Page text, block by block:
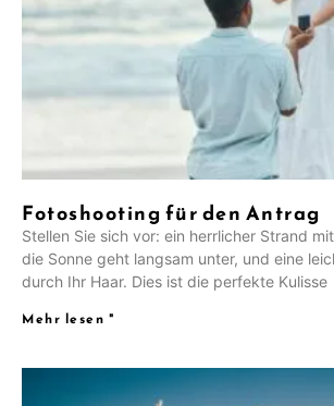
Fotoshooting für den Antrag
Stellen Sie sich vor: ein herrlicher Strand
die Sonne geht langsam unter, und eine
durch Ihr Haar. Dies ist die perfekte Kulisse
Mehr lesen "